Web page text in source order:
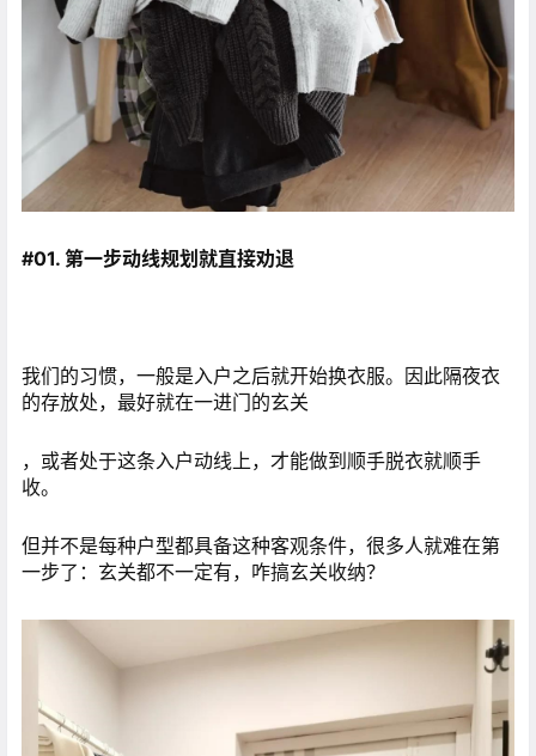
#01. 第一步动线规划就直接劝退
我们的习惯，一般是入户之后就开始换衣服。因此隔夜衣
的存放处，最好就在一进门的玄关
，或者处于这条入户动线上，才能做到顺手脱衣就顺手
收。
但并不是每种户型都具备这种客观条件，很多人就难在第
一步了：玄关都不一定有，咋搞玄关收纳？